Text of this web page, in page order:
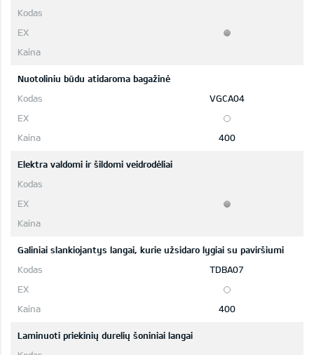
Nuotoliniu būdu atidaroma bagažinė
VGCA04
400
Elektra valdomi ir šildomi veidrodėliai
Galiniai slankiojantys langai, kurie užsidaro lygiai su paviršiumi
TDBA07
400
Laminuoti priekinių durelių šoniniai langai